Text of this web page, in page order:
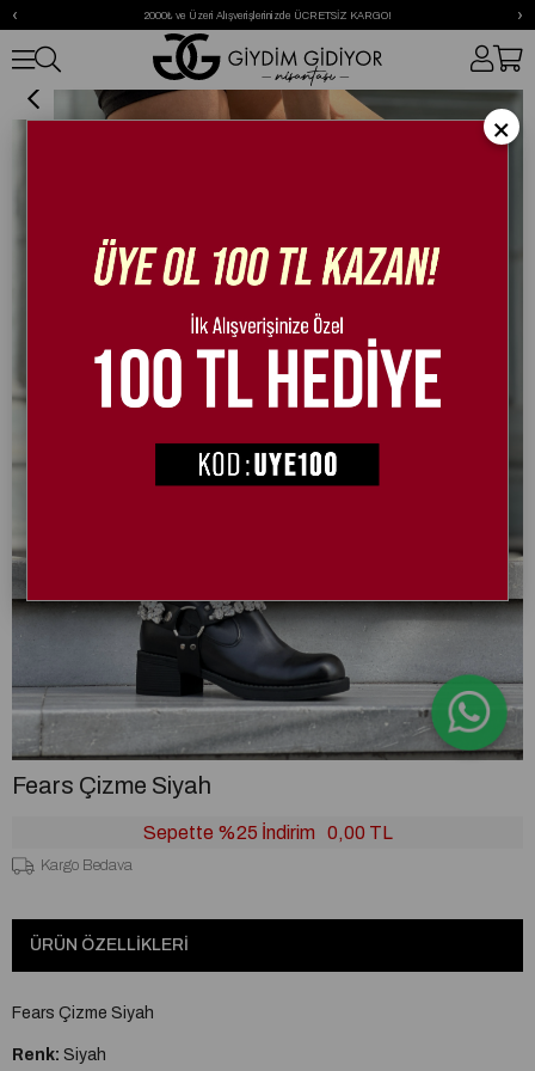
2000₺ ve Üzeri Alışverişlerinizde ÜCRETSİZ KARGO!
‹ ›
Fears Çizme Siyah
Fears Çizme Siyah
Sepette %25 İndirim 0,00 TL
Kargo Bedava
ÜRÜN ÖZELLIKLERI
Fears Çizme Siyah
Renk: Siyah
×